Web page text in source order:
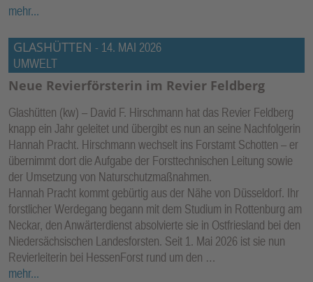
mehr...
GLASHÜTTEN - 14. MAI 2026
UMWELT
Neue Revierförsterin im Revier Feldberg
Glashütten (kw) – David F. Hirschmann hat das Revier Feldberg
knapp ein Jahr geleitet und übergibt es nun an seine Nachfolgerin
Hannah Pracht. Hirschmann wechselt ins Forstamt Schotten – er
übernimmt dort die Aufgabe der Forsttechnischen Leitung sowie
der Umsetzung von Naturschutzmaßnahmen.
Hannah Pracht kommt gebürtig aus der Nähe von Düsseldorf. Ihr
forstlicher Werdegang begann mit dem Studium in Rottenburg am
Neckar, den Anwärterdienst absolvierte sie in Ostfriesland bei den
Niedersächsischen Landesforsten. Seit 1. Mai 2026 ist sie nun
Revierleiterin bei HessenForst rund um den …
mehr...